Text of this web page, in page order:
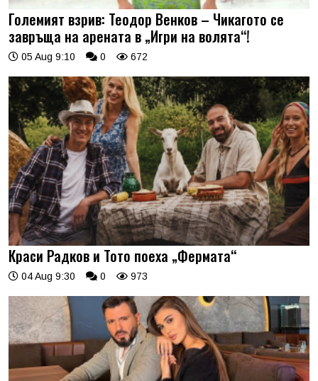
Големият взрив: Теодор Венков – Чикагото се
завръща на арената в „Игри на волята“!
05 Aug 9:10 0 672
Краси Радков и Тото поеха „Фермата“
04 Aug 9:30 0 973